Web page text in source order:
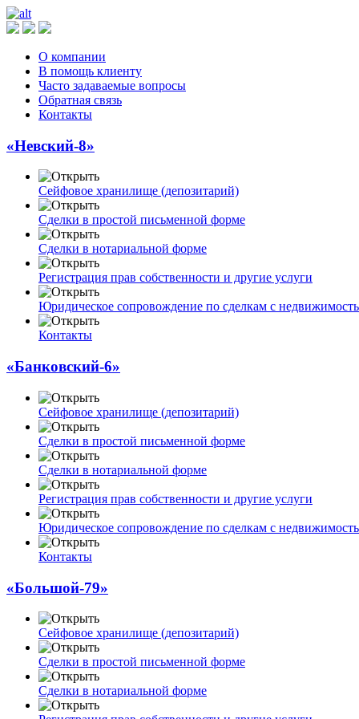
О компании
В помощь клиенту
Часто задаваемые вопросы
Обратная связь
Контакты
«Невский-8»
Сейфовое хранилище (депозитарий)
Сделки в простой письменной форме
Сделки в нотариальной форме
Регистрация прав собственности и другие услуги
Юридическое сопровождение по сделкам с
Контакты
«Банковский-6»
Сейфовое хранилище (депозитарий)
Сделки в простой письменной форме
Сделки в нотариальной форме
Регистрация прав собственности и другие услуги
Юридическое сопровождение по сделкам с
Контакты
«Большой-79»
Сейфовое хранилище (депозитарий)
Сделки в простой письменной форме
Сделки в нотариальной форме